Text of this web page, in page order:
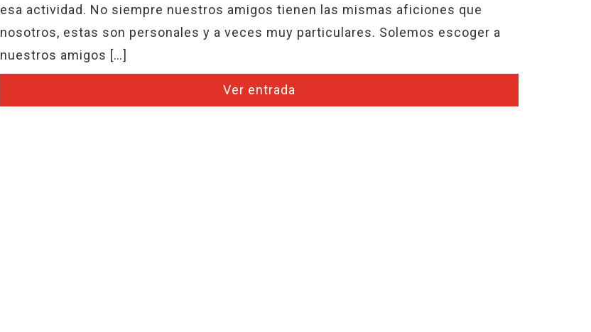
esa actividad. No siempre nuestros amigos tienen las mismas aficiones que
nosotros, estas son personales y a veces muy particulares. Solemos escoger a
nuestros amigos […]
Ver entrada